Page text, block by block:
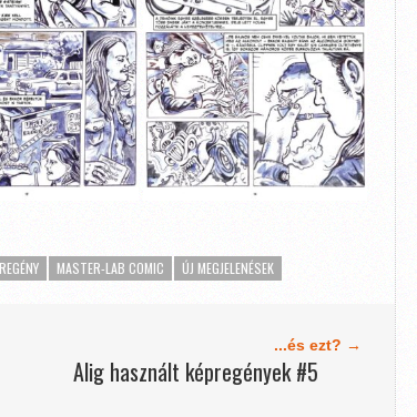
MASTER-LAB COMIC ÚJ MEGJELENÉSEK
...és ezt? →
Alig használt képregények #5